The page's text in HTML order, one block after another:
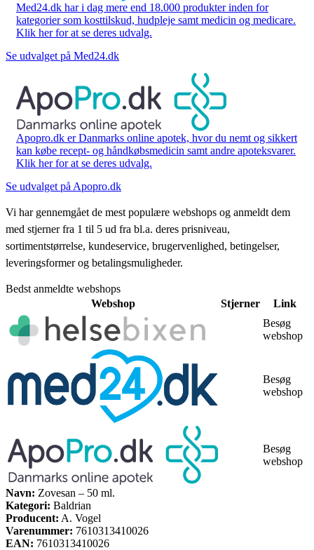
Med24.dk har i dag mere end 18.000 produkter inden for
kategorier som kosttilskud, hudpleje samt medicin og medicare.
Klik her for at se deres udvalg.
Se udvalget på Med24.dk
Apopro.dk er Danmarks online apotek, hvor du nemt og sikkert
kan købe recept- og håndkøbsmedicin samt andre apoteksvarer.
Klik her for at se deres udvalg.
Se udvalget på Apopro.dk
Vi har gennemgået de mest populære webshops og anmeldt dem
med stjerner fra 1 til 5 ud fra bl.a. deres prisniveau,
sortimentstørrelse, kundeservice, brugervenlighed, betingelser,
leveringsformer og betalingsmuligheder.
Bedst anmeldte webshops
Webshop
Stjerner
Link
Besøg
webshop
Besøg
webshop
Besøg
webshop
Navn: Zovesan – 50 ml.
Kategori: Baldrian
Producent: A. Vogel
Varenummer: 7610313410026
EAN: 7610313410026